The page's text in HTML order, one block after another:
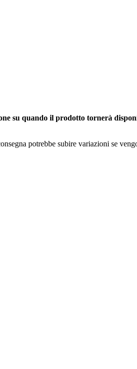
su quando il prodotto tornerà
potrebbe subire variazioni se